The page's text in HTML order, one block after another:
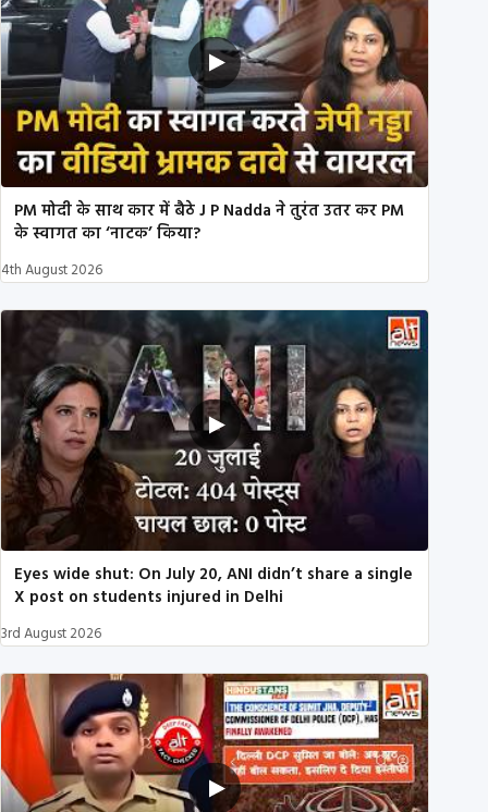
PM मोदी के साथ कार में बैठे J P Nadda ने तुरंत उतर कर PM
के स्वागत का ‘नाटक’ किया?
4th August 2026
Eyes wide shut: On July 20, ANI didn’t share a single
X post on students injured in Delhi
3rd August 2026